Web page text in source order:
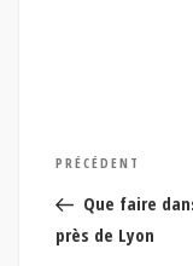
Navigation
de
l’article
Article
précédent
PRÉCÉDENT
Que faire
près de Lyon